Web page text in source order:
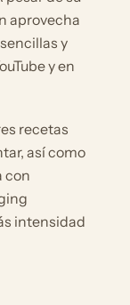
aprovecha
y
y en
recetas
así como
con
intensidad